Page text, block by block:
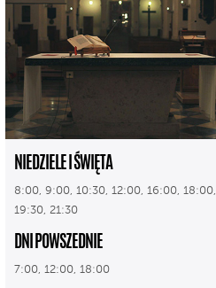
NIEDZIELE I ŚWIĘTA
8:00, 9:00, 10:30, 12:00, 16:00, 18:00,
19:30, 21:30
DNI POWSZEDNIE
7:00, 12:00, 18:00